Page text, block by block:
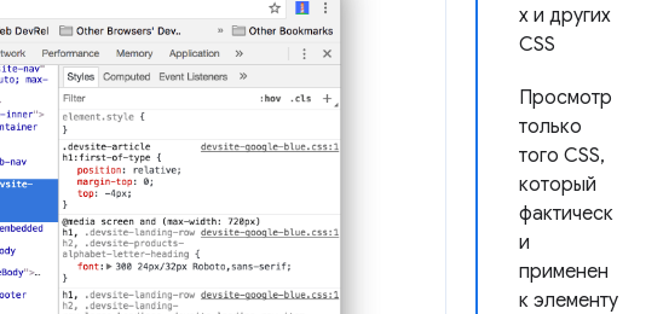
х и других
CSS
Просмотр
только
того CSS,
который
фактическ
и
применен
к элементу